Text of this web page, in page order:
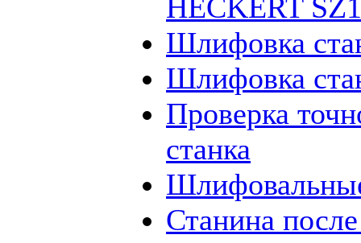
HECKERT
Шлифовка
Шлифовка
Проверка
станка
Станина